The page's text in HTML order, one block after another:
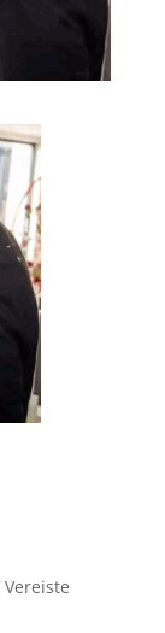
Vereiste